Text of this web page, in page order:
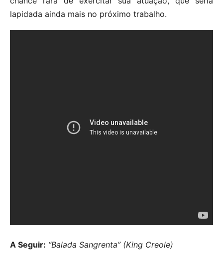
lapidada ainda mais no próximo trabalho.
A Seguir: “Balada Sangrenta” (King Creole)